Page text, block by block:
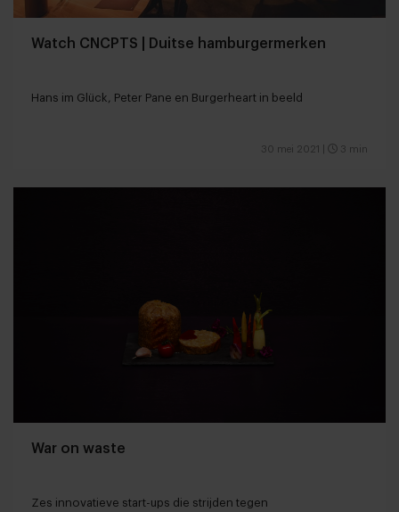
Watch CNCPTS | Duitse hamburgermerken
Hans im Glück, Peter Pane en Burgerheart in beeld
30 mei 2021 3 min
War on waste
Zes innovatieve start-ups die strijden tegen